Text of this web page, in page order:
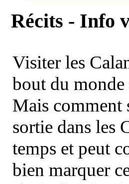
Récits - Info
Visiter les
bout du
Mais comment
sortie dans les
temps et peut
bien marquer